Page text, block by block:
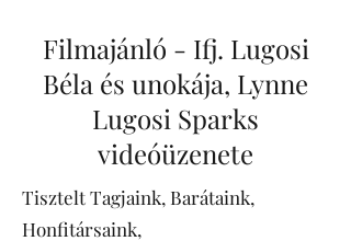
Filmajánló - Ifj. Lugosi
Béla és unokája, Lynne
Lugosi Sparks
videóüzenete
Tisztelt Tagjaink, Barátaink,
Honfitársaink,